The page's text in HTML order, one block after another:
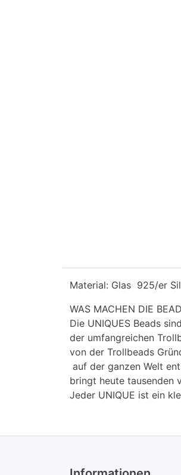
Material: Glas 925/er
WAS MACHEN DIE
Die UNIQUES Beads
der umfangreichen
von der Trollbeads
auf der ganzen Welt
bringt heute tausenden
Jeder UNIQUE ist ein